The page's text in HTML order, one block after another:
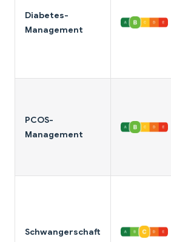
Diabetes-
Management
PCOS-
Management
Schwangerschaft